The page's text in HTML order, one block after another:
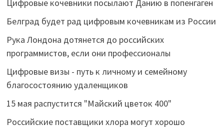
Цифровые кочевники посылают Данию в попенгаген
Белград будет рад цифровым кочевникам из России
Рука Лондона дотянется до российских
программистов, если они профессионалы
Цифровые визы - путь к личному и семейному
благосостоянию удаленщиков
15 мая распустится "Майский цветок 400"
Российские поставщики хлора могут хорошо